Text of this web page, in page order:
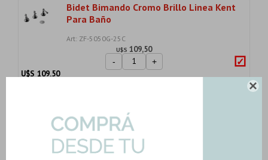

Bidet Bimando Cromo Brillo Linea Kent
Para Baño
Art: ZF-5050G-25C
U$S 109,50
- +
U$S 109.50